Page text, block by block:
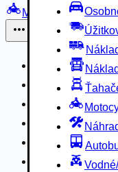
Motocykle
Náhradné
Autobusy
Vodné/
Obytné
Stavebné